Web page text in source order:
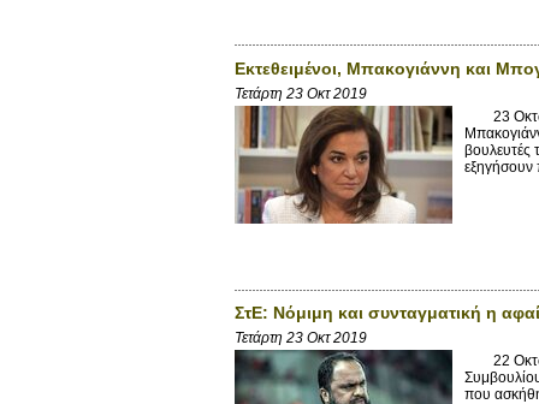
Εκτεθειμένοι, Μπακογιάννη και
Τετάρτη 23 Οκτ 2019
23
ΣτΕ: Νόμιμη και συνταγματική η
Τετάρτη 23 Οκτ 2019
22
που